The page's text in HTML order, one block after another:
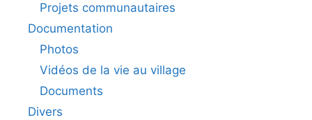
Projets communautaires
Documentation
Photos
Vidéos de la vie au village
Documents
Divers